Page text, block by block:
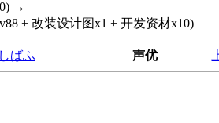
→
+ 改装设计图x1 + 开发资材x10)
しばふ 声优